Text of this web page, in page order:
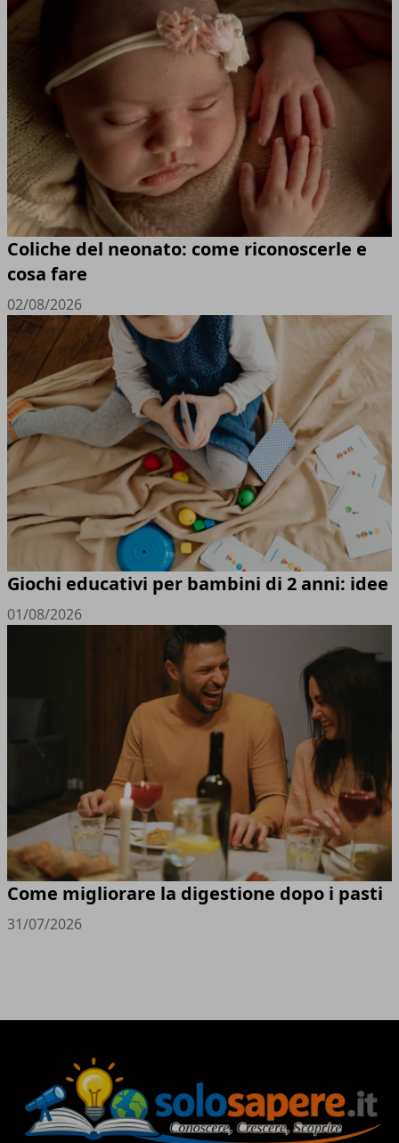
Coliche del neonato: come riconoscerle e
cosa fare
02/08/2026
Giochi educativi per bambini di 2 anni: idee
01/08/2026
Come migliorare la digestione dopo i pasti
31/07/2026